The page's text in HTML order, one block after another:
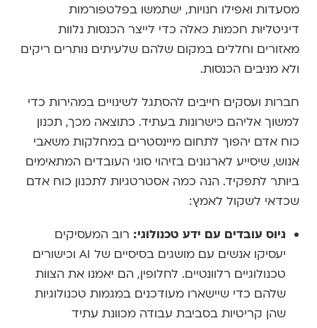
מסעדות ואפילו חנויות, ישתמשו בפלטפורמות
דיגיטליות חכמות כאלה כדי לייצר הכנסות נלוות
מאזורים וחללים במקום שלהם שלעיתים נותרים ריקים
ולא מניבים הכנסות.
חברות ועסקים חייבים להסתגל לשינויים במהירות כדי
למשוך אליהם כישרונות בעתיד. כתוצאה מכך, תכנון
כוח אדם יהפוך לתחום מיינסטרים במחלקות משאבי
אנוש, שיסייע לארגונים בזיהוי סוגי העובדים המתאימים
ביותר לתפקיד. הנה כמה אסטרטגיות לתכנון כוח אדם
שכדאי לשקול לאמץ:
גיוס עובדים עם ידע טכנולוגי: רוב המעסיקים
יעסיקו אנשים עם מושגים בסיסיים של AI וכישורים
טכנולוגיים רלוונטיים. לחלופין, הם יאמנו את הצוות
שלהם כדי שיישארו מעודכנים במגמות טכנולוגיות
שהן קריטיות בסביבת עבודה מכוונת עתיד